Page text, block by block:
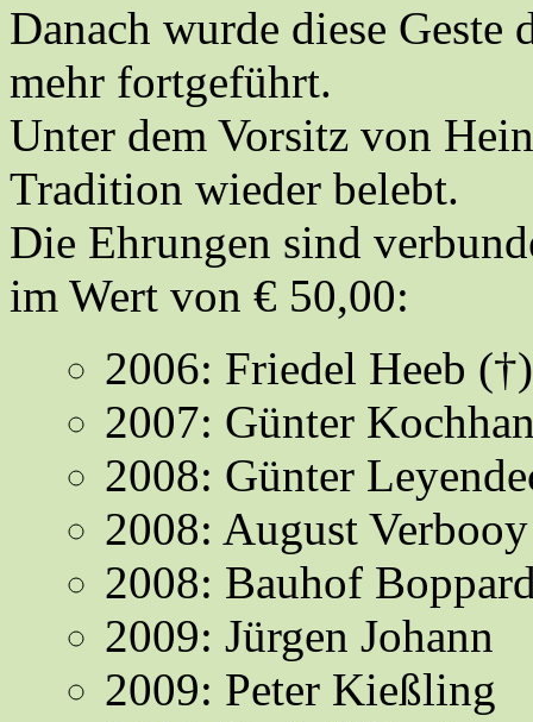
Danach wurde diese
mehr fortgeführt.
Unter dem Vorsitz von
Tradition wieder belebt.
Die Ehrungen sind
im Wert von € 50,00:
2006: Friedel Heeb (†)
2007: Günter
2008: Günter
2008: August
2008: Bauhof
2009: Jürgen Johann
2009: Peter Kießling